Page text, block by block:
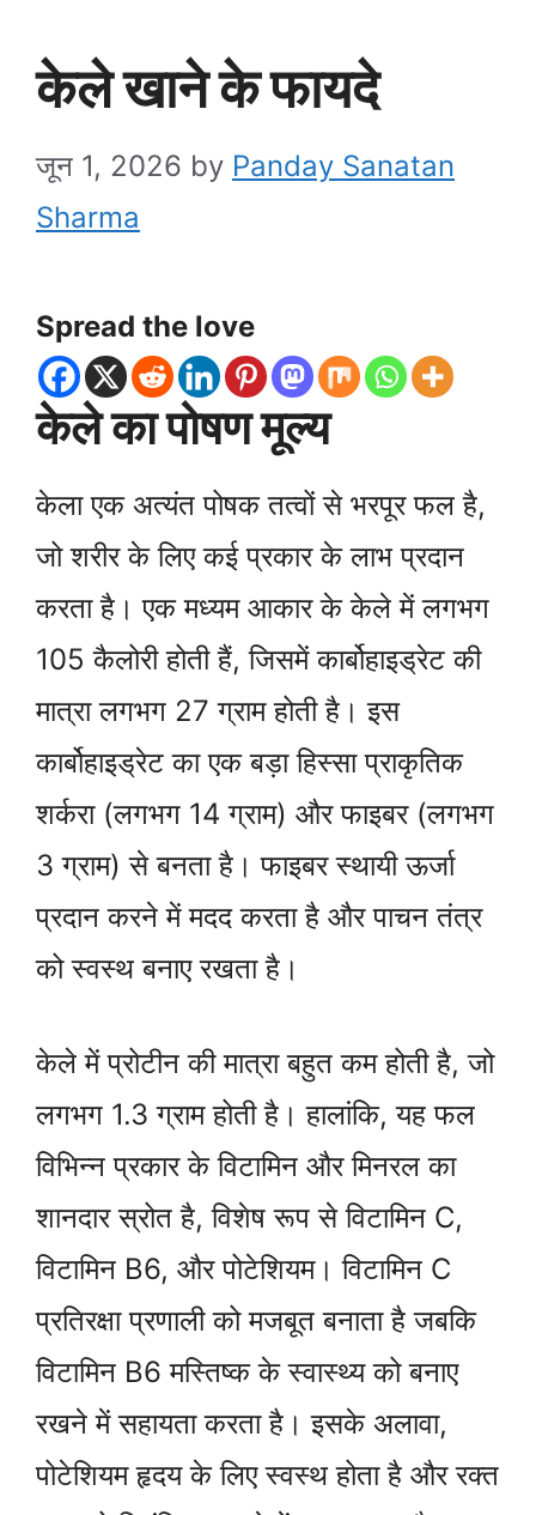
केले खाने के फायदे
जून 1, 2026 by Panday Sanatan
Sharma
Spread the love
केले का पोषण मूल्य
केला एक अत्यंत पोषक तत्वों से भरपूर फल है,
जो शरीर के लिए कई प्रकार के लाभ प्रदान
करता है। एक मध्यम आकार के केले में लगभग
105 कैलोरी होती हैं, जिसमें कार्बोहाइड्रेट की
मात्रा लगभग 27 ग्राम होती है। इस
कार्बोहाइड्रेट का एक बड़ा हिस्सा प्राकृतिक
शर्करा (लगभग 14 ग्राम) और फाइबर (लगभग
3 ग्राम) से बनता है। फाइबर स्थायी ऊर्जा
प्रदान करने में मदद करता है और पाचन तंत्र
को स्वस्थ बनाए रखता है।
केले में प्रोटीन की मात्रा बहुत कम होती है, जो
लगभग 1.3 ग्राम होती है। हालांकि, यह फल
विभिन्न प्रकार के विटामिन और मिनरल का
शानदार स्रोत है, विशेष रूप से विटामिन C,
विटामिन B6, और पोटेशियम। विटामिन C
प्रतिरक्षा प्रणाली को मजबूत बनाता है जबकि
विटामिन B6 मस्तिष्क के स्वास्थ्य को बनाए
रखने में सहायता करता है। इसके अलावा,
पोटेशियम हृदय के लिए स्वस्थ होता है और रक्त